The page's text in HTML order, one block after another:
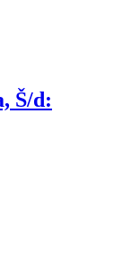
Š/d: